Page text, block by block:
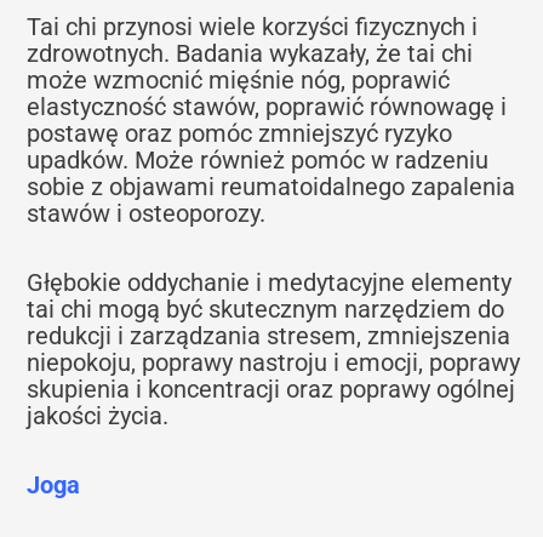
Tai chi przynosi wiele korzyści fizycznych i
zdrowotnych. Badania wykazały, że tai chi
może wzmocnić mięśnie nóg, poprawić
elastyczność stawów, poprawić równowagę i
postawę oraz pomóc zmniejszyć ryzyko
upadków. Może również pomóc w radzeniu
sobie z objawami reumatoidalnego zapalenia
stawów i osteoporozy.
Głębokie oddychanie i medytacyjne elementy
tai chi mogą być skutecznym narzędziem do
redukcji i zarządzania stresem, zmniejszenia
niepokoju, poprawy nastroju i emocji, poprawy
skupienia i koncentracji oraz poprawy ogólnej
jakości życia.
Joga